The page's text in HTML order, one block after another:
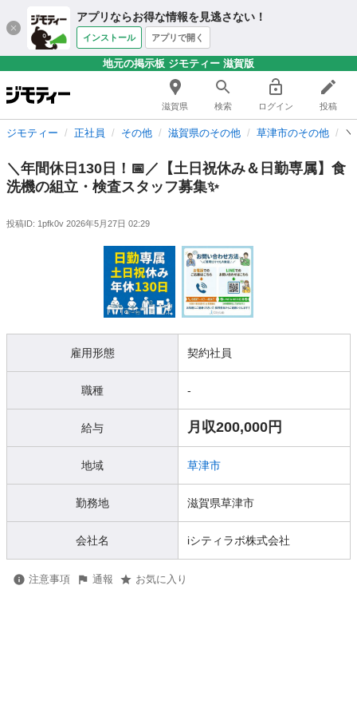
アプリならお得な情報を見逃さない！
インストール アプリで開く
地元の掲示板 ジモティー 滋賀版
滋賀県 検索 ログイン 投稿
ジモティー 正社員 その他 滋賀県のその他 草津市のその他
＼年間休日130日！📅／【土日祝休み＆日勤専属】食
洗機の組立・検査スタッフ募集✨
投稿ID: 1pfk0v 2026年5月27日 02:29
雇用形態 契約社員
職種 -
給与 月収200,000円
地域 草津市
勤務地 滋賀県草津市
会社名 iシティラボ株式会社
注意事項 通報 お気に入り